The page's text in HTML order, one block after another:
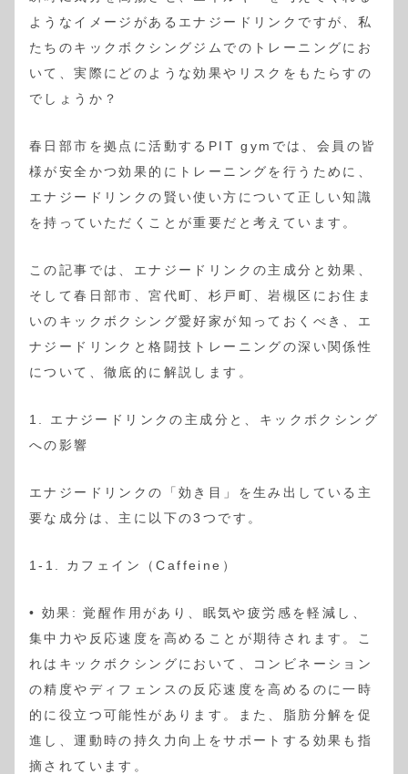
ようなイメージがあるエナジードリンクですが、私
たちのキックボクシングジムでのトレーニングにお
いて、実際にどのような効果やリスクをもたらすの
でしょうか？
春日部市を拠点に活動するPIT gymでは、会員の皆
様が安全かつ効果的にトレーニングを行うために、
エナジードリンクの賢い使い方について正しい知識
を持っていただくことが重要だと考えています。
この記事では、エナジードリンクの主成分と効果、
そして春日部市、宮代町、杉戸町、岩槻区にお住ま
いのキックボクシング愛好家が知っておくべき、エ
ナジードリンクと格闘技トレーニングの深い関係性
について、徹底的に解説します。
1. エナジードリンクの主成分と、キックボクシング
への影響
エナジードリンクの「効き目」を生み出している主
要な成分は、主に以下の3つです。
1-1. カフェイン（Caffeine）
• 効果: 覚醒作用があり、眠気や疲労感を軽減し、
集中力や反応速度を高めることが期待されます。こ
れはキックボクシングにおいて、コンビネーション
の精度やディフェンスの反応速度を高めるのに一時
的に役立つ可能性があります。また、脂肪分解を促
進し、運動時の持久力向上をサポートする効果も指
摘されています。